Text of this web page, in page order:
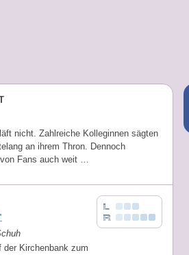
nicht. Zahlreiche Kolleginnen sägten
an ihrem Thron. Dennoch
Fans auch weit …
der Kirchenbank zum